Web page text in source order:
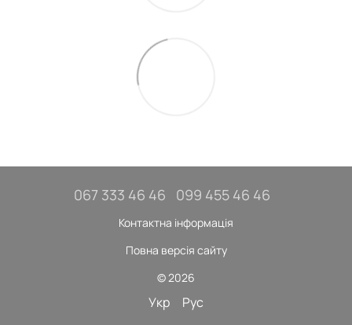
067 333 46 46 099 455 46 46
Контактна інформація
Повна версія сайту
© 2026
Укр Рус